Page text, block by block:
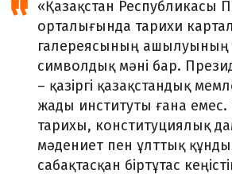
«Қазақстан Республикасы
орталығында тарихи
галереясының ашылуының
символдық мәні бар.
– қазіргі қазақстандық
жады институты ғана
тарихы, конституциялық
мәдениет пен ұлттық
сабақтасқан біртұтас